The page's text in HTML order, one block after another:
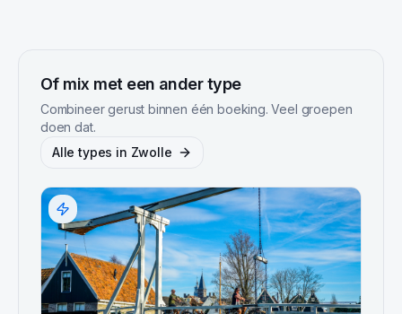
Of mix met een ander type
Combineer gerust binnen één boeking. Veel groepen
doen dat.
Alle types in Zwolle